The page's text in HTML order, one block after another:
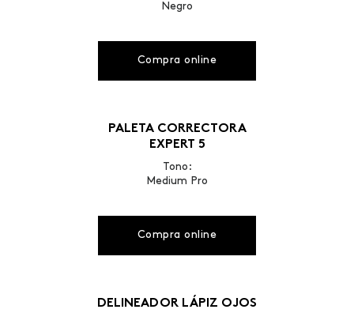
Negro
Compra online
PALETA CORRECTORA
EXPERT 5
Tono:
Medium Pro
Compra online
DELINEADOR LÁPIZ OJOS